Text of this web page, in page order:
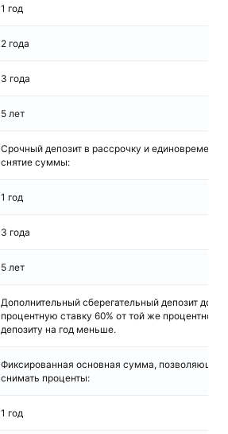
1 год
2 года
3 года
5 лет
Срочный депозит в рассрочку и
снятие суммы:
1 год
3 года
5 лет
Дополнительный сберегательный депозит до
процентную ставку 60% от той же процентной
депозиту на год меньше.
Фиксированная основная сумма, позволяющая
снимать проценты:
1 год